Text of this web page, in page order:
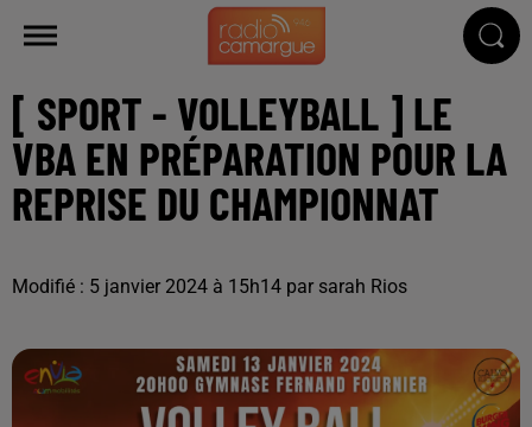
[ SPORT - VOLLEYBALL ] LE
VBA EN PRÉPARATION POUR LA
REPRISE DU CHAMPIONNAT
Modifié : 5 janvier 2024 à 15h14 par sarah Rios